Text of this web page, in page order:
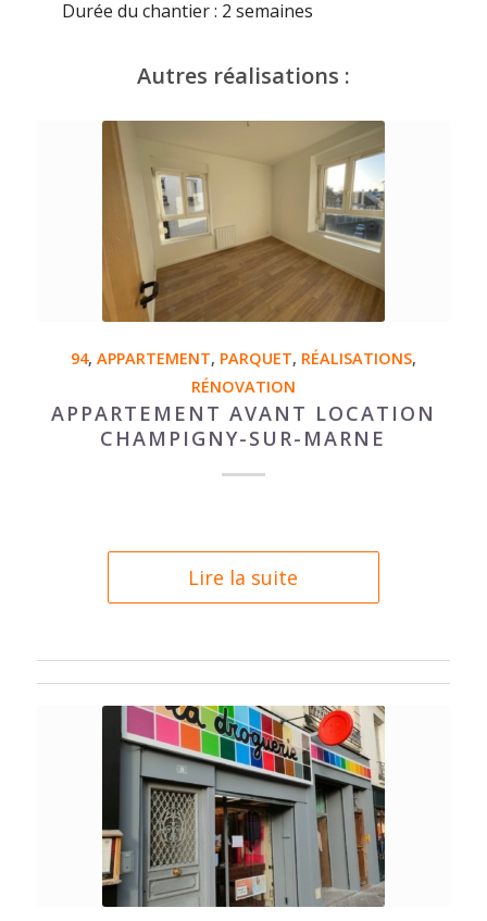
Durée du chantier : 2 semaines
Autres réalisations :
94, APPARTEMENT, PARQUET, RÉALISATIONS,
RÉNOVATION
APPARTEMENT AVANT LOCATION
CHAMPIGNY-SUR-MARNE
Lire la suite